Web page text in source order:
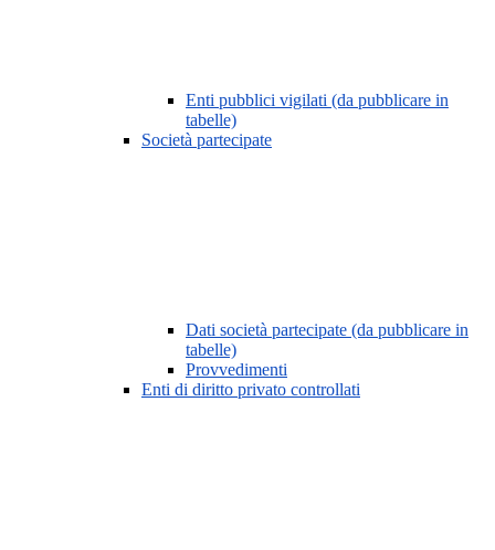
Enti pubblici vigilati (da pubblicare in
tabelle)
Società partecipate
Dati società partecipate (da pubblicare in
tabelle)
Provvedimenti
Enti di diritto privato controllati